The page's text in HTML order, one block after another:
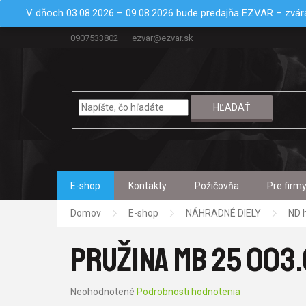
V dňoch 03.08.2026 – 09.08.2026 bude predajňa EZVAR –
0907533802 ezvar@ezvar.sk
HĽADAŤ
E-shop Kontakty Požičovňa Pre firmy
Domov E-shop NÁHRADNÉ DIELY ND
PRUŽINA MB 25
Priemerné
Neohodnotené Podrobnosti hodnotenia